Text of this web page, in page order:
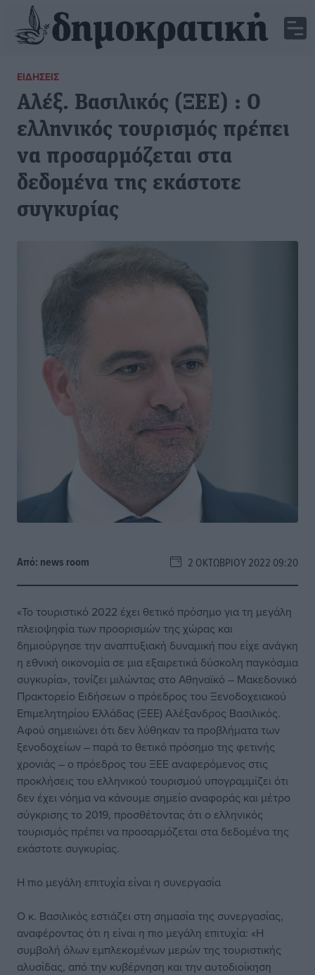
ΕΙΔΉΣΕΙΣ
Αλέξ. Βασιλικός (ΞΕΕ) : Ο
ελληνικός τουρισμός πρέπει
να προσαρμόζεται στα
δεδομένα της εκάστοτε
συγκυρίας
Από: news room 2 ΟΚΤΩΒΡΊΟΥ 2022 09:20
«Το τουριστικό 2022 έχει θετικό πρόσημο για τη μεγάλη
πλειοψηφία των προορισμών της χώρας και
δημιούργησε την αναπτυξιακή δυναμική που είχε ανάγκη
η εθνική οικονομία σε μια εξαιρετικά δύσκολη παγκόσμια
συγκυρία», τονίζει μιλώντας στο Αθηναϊκό – Μακεδονικό
Πρακτορείο Ειδήσεων ο πρόεδρος του Ξενοδοχειακού
Επιμελητηρίου Ελλάδας (ΞΕΕ) Αλέξανδρος Βασιλικός.
Αφού σημειώνει ότι δεν λύθηκαν τα προβλήματα των
ξενοδοχείων – παρά το θετικό πρόσημο της φετινής
χρονιάς – ο πρόεδρος του ΞΕΕ αναφερόμενος στις
προκλήσεις του ελληνικού τουρισμού υπογραμμίζει ότι
δεν έχει νόημα να κάνουμε σημείο αναφοράς και μέτρο
σύγκρισης το 2019, προσθέτοντας ότι ο ελληνικός
τουρισμός πρέπει να προσαρμόζεται στα δεδομένα της
εκάστοτε συγκυρίας.
Η πιο μεγάλη επιτυχία είναι η συνεργασία
Ο κ. Βασιλικός εστιάζει στη σημασία της συνεργασίας,
αναφέροντας ότι η είναι η πιο μεγάλη επιτυχία: «Η
συμβολή όλων εμπλεκομένων μερών της τουριστικής
αλυσίδας, από την κυβέρνηση και την αυτοδιοίκηση